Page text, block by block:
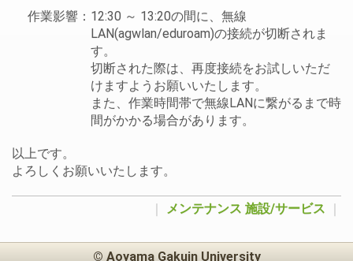
作業影響：12:30 ～ 13:20の間に、無線
LAN(agwlan/eduroam)の接続が切断されま
す。
切断された際は、再度接続をお試しいただ
けますようお願いいたします。
また、作業時間帯で無線LANに繋がるまで時
間がかかる場合があります。
以上です。
よろしくお願いいたします。
メンテナンス 施設/サービス
© Aoyama Gakuin University